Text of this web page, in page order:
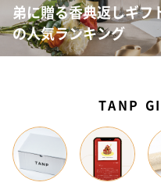
弟に贈る香典返しギフ
の人気ランキング
TANP